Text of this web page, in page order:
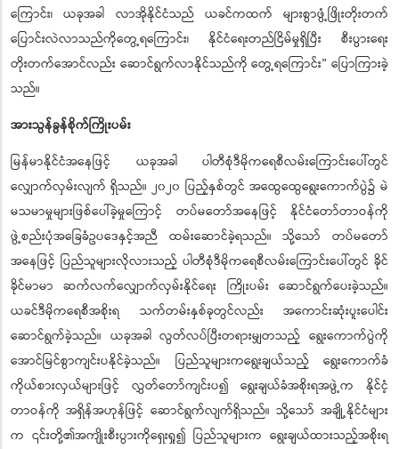
ကြောင်း၊ ယခုအခါ လာအိုနိုင်ငံသည် ယခင်ကထက် များစွာဖွံ့ဖြိုးတိုးတက်
ပြောင်းလဲလာသည်ကိုတွေ့ရကြောင်း၊ နိုင်ငံရေးတည်ငြိမ်မှုရှိပြီး စီးပွားရေး
တိုးတက်အောင်လည်း ဆောင်ရွက်လာနိုင်သည်ကို တွေ့ရကြောင်း” ပြောကြားခဲ့
သည်။
အားသွန်ခွန်စိုက်ကြိုးပမ်း
မြန်မာနိုင်ငံအနေဖြင့် ယခုအခါ ပါတီစုံဒီမိုကရေစီလမ်းကြောင်းပေါ်တွင်
လျှောက်လှမ်းလျက် ရှိသည်။ ၂၀၂၀ ပြည့်နှစ်တွင် အထွေထွေရွေးကောက်ပွဲ၌ မဲ
မသမာမှုများဖြစ်ပေါ်ခဲ့မှုကြောင့် တပ်မတော်အနေဖြင့် နိုင်ငံတော်တာဝန်ကို
ဖွဲ့စည်းပုံအခြေခံဥပဒေနှင့်အညီ ထမ်းဆောင်ခဲ့ရသည်။ သို့သော် တပ်မတော်
အနေဖြင့် ပြည်သူများလိုလားသည့် ပါတီစုံဒီမိုကရေစီလမ်းကြောင်းပေါ်တွင် ခိုင်
ခိုင်မာမာ ဆက်လက်လျှောက်လှမ်းနိုင်ရေး ကြိုးပမ်း ဆောင်ရွက်ပေးခဲ့သည်။
ယခင်ဒီမိုကရေစီအစိုးရ သက်တမ်းနှစ်ခုတွင်လည်း အကောင်းဆုံးပူးပေါင်း
ဆောင်ရွက်ခဲ့သည်။ ယခုအခါ လွတ်လပ်ပြီးတရားမျှတသည့် ရွေးကောက်ပွဲကို
အောင်မြင်စွာကျင်းပနိုင်ခဲ့သည်။ ပြည်သူများကရွေးချယ်သည့် ရွေးကောက်ခံ
ကိုယ်စားလှယ်များဖြင့် လွှတ်တော်ကျင်းပ၍ ရွေးချယ်ခံအစိုးရအဖွဲ့က နိုင်ငံ့
တာဝန်ကို အရှိန်အဟုန်ဖြင့် ဆောင်ရွက်လျက်ရှိသည်။ သို့သော် အချို့နိုင်ငံများ
က ၎င်းတို့၏အကျိုးစီးပွားကိုရှေးရှု၍ ပြည်သူများက ရွေးချယ်ထားသည့်အစိုးရ